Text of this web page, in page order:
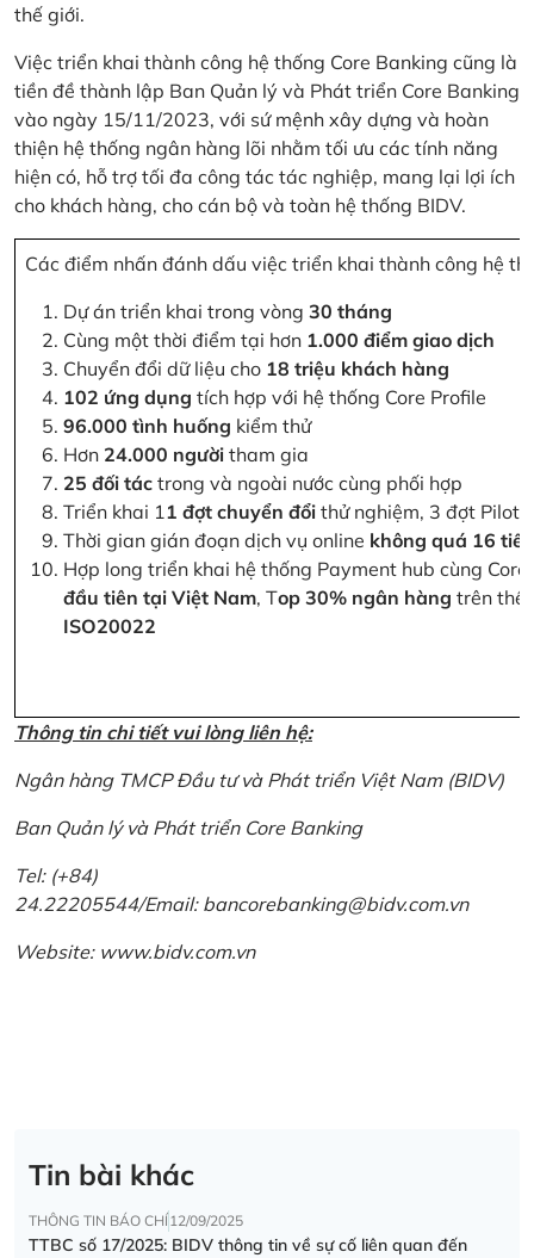
thế giới.
Việc triển khai thành công hệ thống Core Banking cũng là
tiền đề thành lập Ban Quản lý và Phát triển Core Banking
vào ngày 15/11/2023, với sứ mệnh xây dựng và hoàn
thiện hệ thống ngân hàng lõi nhằm tối ưu các tính năng
hiện có, hỗ trợ tối đa công tác tác nghiệp, mang lại lợi ích
cho khách hàng, cho cán bộ và toàn hệ thống BIDV.
Các điểm nhấn đánh dấu việc triển khai thành công hệ
Dự án triển khai trong vòng 30 tháng
Cùng một thời điểm tại hơn 1.000 điểm giao dịch
Chuyển đổi dữ liệu cho 18 triệu khách hàng
102 ứng dụng tích hợp với hệ thống Core Profile
96.000 tình huống kiểm thử
Hơn 24.000 người tham gia
25 đối tác trong và ngoài nước cùng phối hợp
Triển khai 11 đợt chuyển đổi thử nghiệm, 3 đợt Pilot
Thời gian gián đoạn dịch vụ online không quá 16
Hợp long triển khai hệ thống Payment hub cùng
đầu tiên tại Việt Nam, Top 30% ngân hàng trên thế
ISO20022
Thông tin chi tiết vui lòng liên hệ:
Ngân hàng TMCP Đầu tư và Phát triển Việt Nam (BIDV)
Ban Quản lý và Phát triển Core Banking
Tel: (+84)
24.22205544/Email: bancorebanking@bidv.com.vn
Website: www.bidv.com.vn
Tin bài khác
THÔNG TIN BÁO CHÍ12/09/2025
TTBC số 17/2025: BIDV thông tin về sự cố liên quan đến